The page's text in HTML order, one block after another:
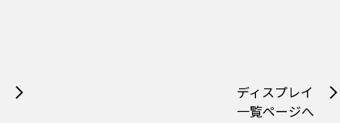
ディスプレイ
一覧ページへ